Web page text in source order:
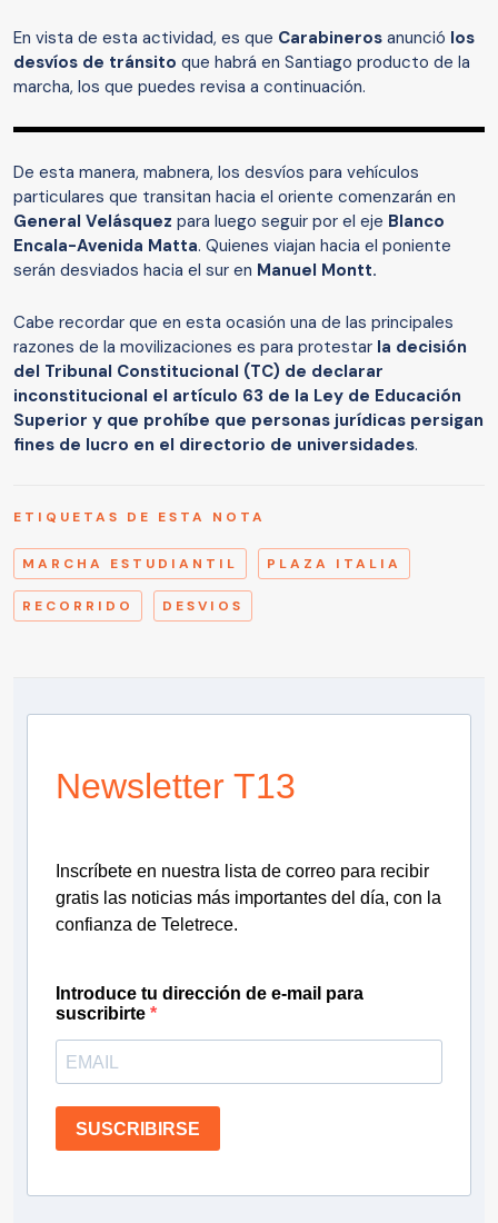
En vista de esta actividad, es que Carabineros anunció los
desvíos de tránsito que habrá en Santiago producto de la
marcha, los que puedes revisa a continuación.
De esta manera, mabnera, los desvíos para vehículos
particulares que transitan hacia el oriente comenzarán en
General Velásquez para luego seguir por el eje Blanco
Encala-Avenida Matta. Quienes viajan hacia el poniente
serán desviados hacia el sur en Manuel Montt.
Cabe recordar que en esta ocasión una de las principales
razones de la movilizaciones es para protestar la decisión
del Tribunal Constitucional (TC) de declarar
inconstitucional el artículo 63 de la Ley de Educación
Superior y que prohíbe que personas jurídicas persigan
fines de lucro en el directorio de universidades.
ETIQUETAS DE ESTA NOTA
MARCHA ESTUDIANTIL PLAZA ITALIA
RECORRIDO DESVIOS
Newsletter T13
Inscríbete en nuestra lista de correo para recibir
gratis las noticias más importantes del día, con la
confianza de Teletrece.
Introduce tu dirección de e-mail para
suscribirte
SUSCRIBIRSE